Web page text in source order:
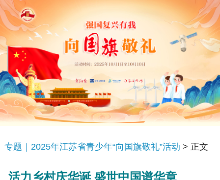
专题｜2025年江苏省青少年“向国旗敬礼”活动 > 正文
活力乡村庆华诞 盛世中国谱华章